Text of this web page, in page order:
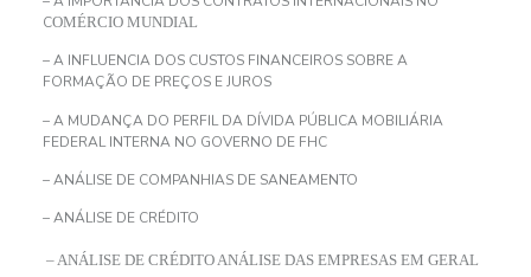
COMÉRCIO MUNDIAL
– A INFLUENCIA DOS CUSTOS FINANCEIROS SOBRE A
FORMAÇÃO DE PREÇOS E JUROS
– A MUDANÇA DO PERFIL DA DÍVIDA PÚBLICA MOBILIÁRIA
FEDERAL INTERNA NO GOVERNO DE FHC
– ANÁLISE DE COMPANHIAS DE SANEAMENTO
– ANÁLISE DE CRÉDITO
– ANÁLISE DE CRÉDITO ANÁLISE DAS EMPRESAS EM GERAL